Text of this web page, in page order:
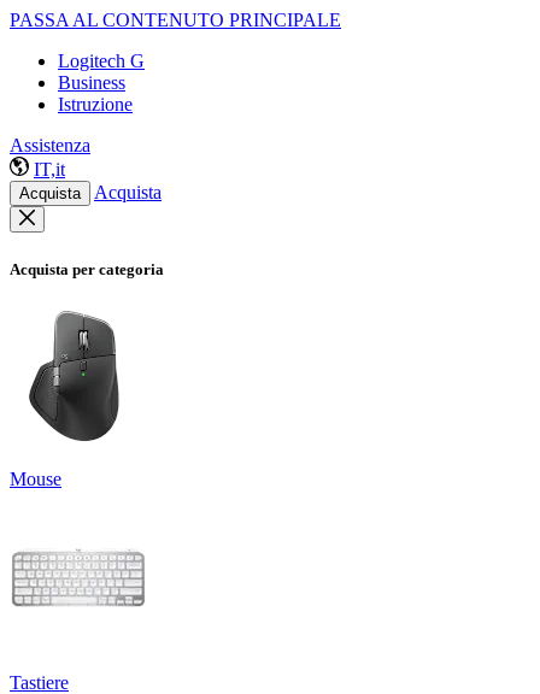
PASSA AL CONTENUTO PRINCIPALE
Logitech G
Business
Istruzione
Assistenza
IT,it
Acquista Acquista
Acquista per categoria
Mouse
Tastiere